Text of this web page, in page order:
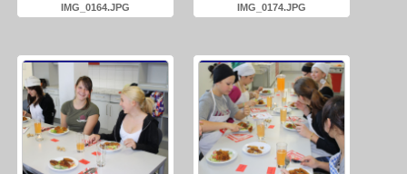
IMG_0164.JPG IMG_0174.JPG